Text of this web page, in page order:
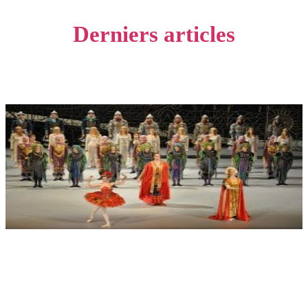
Derniers articles